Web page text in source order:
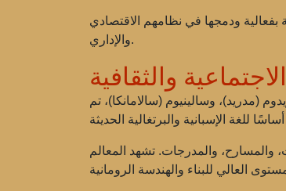
بفعالية ودمجها في نظامهم الاقتصادي
والإداري.
والثقافية
(مدريد)، وسالينيوم (سالامانكا)، تم
والمسارح، والمدرجات. تشهد المعالم